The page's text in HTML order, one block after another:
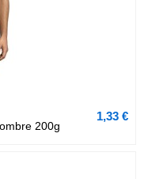
200g
1,33 €